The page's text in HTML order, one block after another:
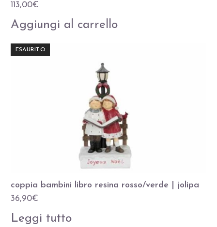
113,00€
Aggiungi al carrello
ESAURITO
coppia bambini libro resina rosso/verde | jolipa
36,90€
Leggi tutto